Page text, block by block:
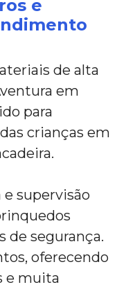
e
de alta
em
para
crianças em
supervisão
de segurança.
oferecendo
e muita